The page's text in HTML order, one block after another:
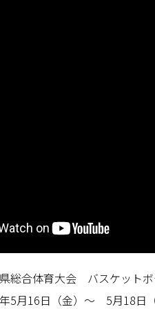
総合体育大会 バスケットボ
5月16日（金）～ 5月18日（